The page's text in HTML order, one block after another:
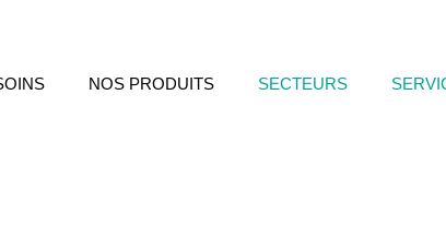
NOS PRODUITS SECTEURS